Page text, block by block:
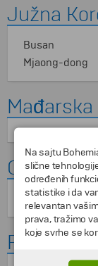
Južna
Busan
Mjaong-dong
Mađarska
Oman
Suk Murtah
Na sajtu
slične
određenih
statistike i da
relevantan
prava, tražimo
koje svrhe se